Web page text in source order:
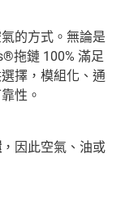
的方式。無論是
拖鏈 100% 滿足
擇，模組化、通
性。
，因此空氣、油或